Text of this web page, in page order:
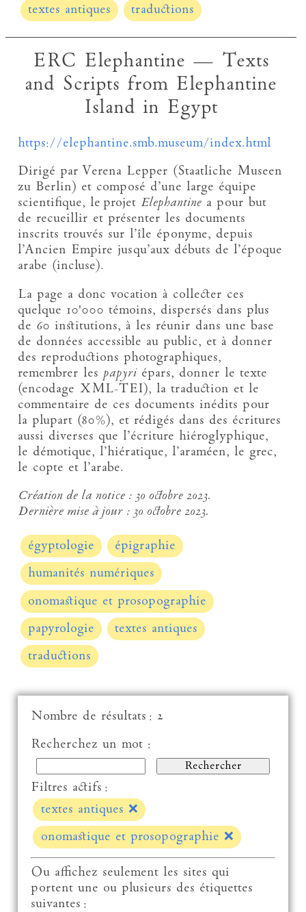
textes antiques
traductions
ERC Elephantine — Texts
and Scripts from Elephantine
Island in Egypt
https://elephantine.smb.museum/index.html
Dirigé par Verena Lepper (Staatliche Museen
zu Berlin) et composé d’une large équipe
scientifique, le projet Elephantine a pour but
de recueillir et présenter les documents
inscrits trouvés sur l’île éponyme, depuis
l’Ancien Empire jusqu’aux débuts de l’époque
arabe (incluse).
La page a donc vocation à collecter ces
quelque 10'000 témoins, dispersés dans plus
de 60 institutions, à les réunir dans une base
de données accessible au public, et à donner
des reproductions photographiques,
remembrer les papyriépars, donner le texte
(encodage XML-TEI), la traduction et le
commentaire de ces documents inédits pour
la plupart (80%), et rédigés dans des écritures
aussi diverses que l’écriture hiéroglyphique,
le démotique, l’hiératique, l’araméen, le grec,
le copte et l’arabe.
Création de la notice : 30 octobre 2023.
Dernière mise à jour : 30 octobre 2023.
égyptologie
épigraphie
humanités numériques
onomastique et prosopographie
papyrologie
textes antiques
traductions
Nombre de résultats : 2
Recherchez un mot :
Filtres actifs :
textes antiques ❌
onomastique et prosopographie ❌
Ou affichez seulement les sites qui
portent une ou plusieurs des étiquettes
suivantes :